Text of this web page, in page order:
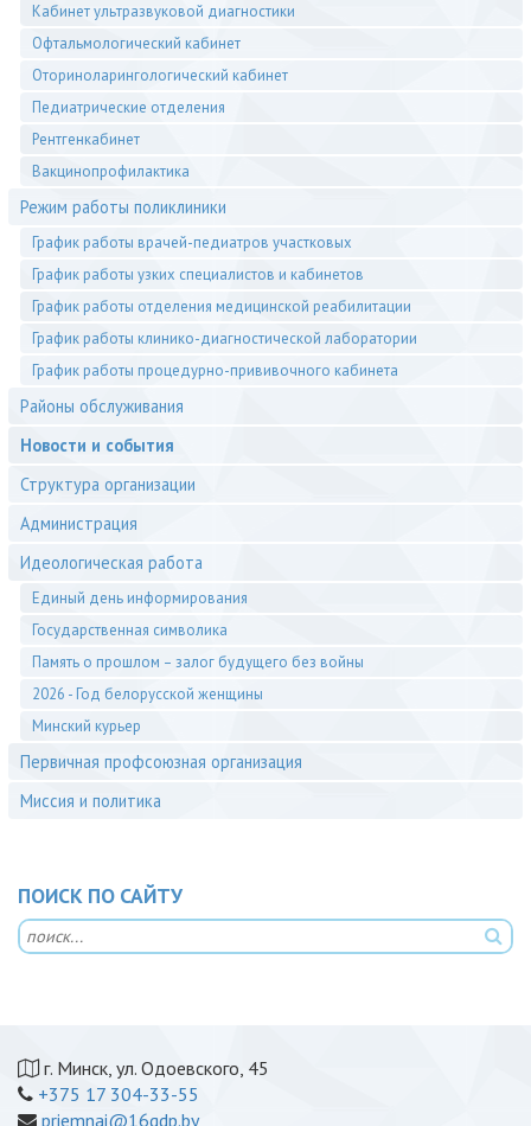
Кабинет ультразвуковой диагностики
Офтальмологический кабинет
Оториноларингологический кабинет
Педиатрические отделения
Рентгенкабинет
Вакцинопрофилактика
Режим работы поликлиники
График работы врачей-педиатров участковых
График работы узких специалистов и кабинетов
График работы отделения медицинской реабилитации
График работы клинико-диагностической лаборатории
График работы процедурно-прививочного кабинета
Районы обслуживания
Новости и события
Структура организации
Администрация
Идеологическая работа
Единый день информирования
Государственная символика
Память о прошлом – залог будущего без войны
2026 - Год белорусской женщины
Минский курьер
Первичная профсоюзная организация
Миссия и политика
ПОИСК ПО САЙТУ
г. Минск, ул. Одоевского, 45
+375 17 304-33-55
priemnai@16gdp.by